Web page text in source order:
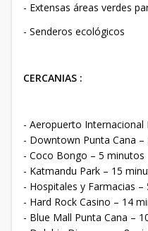
- Extensas áreas verdes
- Senderos ecológicos
CERCANIAS :
- Aeropuerto Internacional
- Downtown Punta Cana –
- Coco Bongo – 5 minutos
- Katmandu Park – 15
- Hospitales y Farmacias –
- Hard Rock Casino – 14
- Blue Mall Punta Cana –